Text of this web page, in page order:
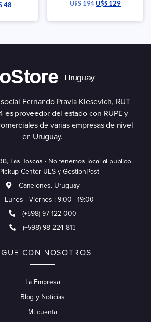
48
Valorado
con
de 5
U$S194U$S 129
Uruguay
Fernando Pravia Kiesevich, RUT
es proveedor del estado con RUPE y
de varias empresas de nivel
en Uruguay.
Las Toscas - No tenemos local al publico.
Pickup Center UES y GestionPost
Canelones. Uruguay
Lunes - Viernes : 9:00 - 19:00
(+598) 97 122 000
(+598) 98 224 813
CON NOSOTROS
La Empresa
Blog y Noticias
Mi cuenta